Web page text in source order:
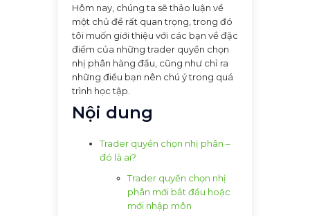
Hôm nay, chúng ta sẽ thảo luận về
một chủ đề rất quan trọng, trong đó
tôi muốn giới thiệu với các bạn về đặc
điểm của những trader quyền chọn
nhị phân hàng đầu, cũng như chỉ ra
những điều bạn nên chú ý trong quá
trình học tập.
Nội dung
Trader quyền chọn nhị phân –
đó là ai?
Trader quyền chọn nhị
phân mới bắt đầu hoặc
mới nhập môn